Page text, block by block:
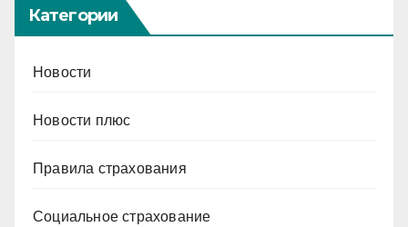
Категории
Новости
Новости плюс
Правила страхования
Социальное страхование